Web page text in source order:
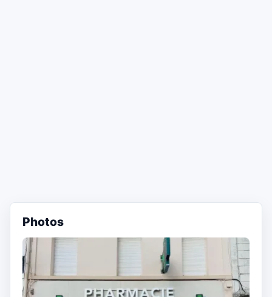
Photos